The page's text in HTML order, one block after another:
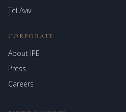
Tel Aviv
CORPORATE
About IPE
Press
Careers